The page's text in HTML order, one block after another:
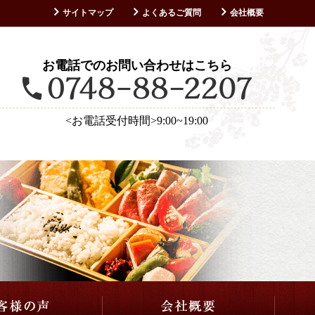
サイトマップ よくあるご質問 会社概要
お電話でのお問い合わせはこちら
<お電話受付時間>9:00~19:00